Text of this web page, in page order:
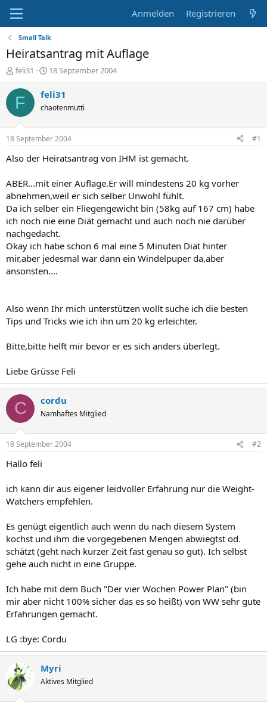
Anmelden Registrieren
Small Talk
Heiratsantrag mit Auflage
E
r
s
e
r
feli31
E
r
s
e
t
a
18 September 2004
F feli31
chaotenmutti
18 September 2004 #1
Also der Heiratsantrag von IHM ist gemacht.
ABER...mit einer Auflage.Er will mindestens 20 kg vorher
abnehmen,weil er sich selber Unwohl fühlt.
Da ich selber ein Fliegengewicht bin (58kg auf 167 cm) habe
ich noch nie eine Diät gemacht und auch noch nie darüber
nachgedacht.
Okay ich habe schon 6 mal eine 5 Minuten Diät hinter
mir,aber jedesmal war dann ein Windelpuper da,aber
ansonsten....
Also wenn Ihr mich unterstützen wollt suche ich die besten
Tips und Tricks wie ich ihn um 20 kg erleichter.
Bitte,bitte helft mir bevor er es sich anders überlegt.
Liebe Grüsse Feli
C cordu
Namhaftes Mitglied
18 September 2004 #2
Hallo feli
ich kann dir aus eigener leidvoller Erfahrung nur die Weight-
Watchers empfehlen.
Es genügt eigentlich auch wenn du nach diesem System
kochst und ihm die vorgegebenen Mengen abwiegtst od.
schätzt (geht nach kurzer Zeit fast genau so gut). Ich selbst
gehe auch nicht in eine Gruppe.
Ich habe mit dem Buch "Der vier Wochen Power Plan" (bin
mir aber nicht 100% sicher das es so heißt) von WW sehr gute
Erfahrungen gemacht.
LG :bye: Cordu
Myri
Aktives Mitglied